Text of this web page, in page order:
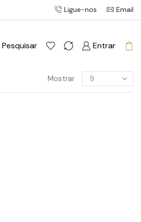
Entrega gratuita em pedidos
Ligue-nos Email
Pesquisar Entrar
Mostrar